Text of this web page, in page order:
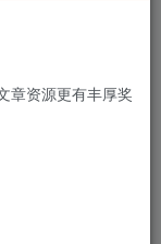
章资源更有丰厚奖